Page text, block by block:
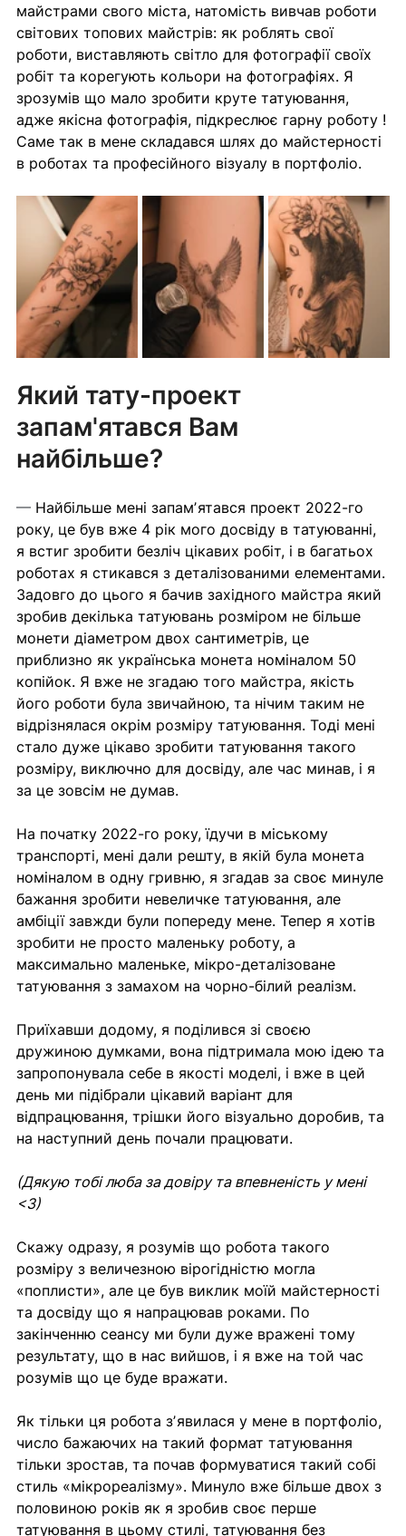
майстрами свого міста, натомість вивчав роботи
світових топових майстрів: як роблять свої
роботи, виставляють світло для фотографії своїх
робіт та корегують кольори на фотографіях. Я
зрозумів що мало зробити круте татуювання,
адже якісна фотографія, підкреслює гарну роботу !
Саме так в мене складався шлях до майстерності
в роботах та професійного візуалу в портфоліо.
Який тату-проект
запам'ятався Вам
найбільше?
— Найбільше мені запамʼятався проект 2022-го
року, це був вже 4 рік мого досвіду в татуюванні,
я встиг зробити безліч цікавих робіт, і в багатьох
роботах я стикався з деталізованими елементами.
Задовго до цього я бачив західного майстра який
зробив декілька татуювань розміром не більше
монети діаметром двох сантиметрів, це
приблизно як українська монета номіналом 50
копійок. Я вже не згадаю того майстра, якість
його роботи була звичайною, та нічим таким не
відрізнялася окрім розміру татуювання. Тоді мені
стало дуже цікаво зробити татуювання такого
розміру, виключно для досвіду, але час минав, і я
за це зовсім не думав.
На початку 2022-го року, їдучи в міському
транспорті, мені дали решту, в якій була монета
номіналом в одну гривню, я згадав за своє минуле
бажання зробити невеличке татуювання, але
амбіції завжди були попереду мене. Тепер я хотів
зробити не просто маленьку роботу, а
максимально маленьке, мікро-деталізоване
татуювання з замахом на чорно-білий реалізм.
Приїхавши додому, я поділився зі своєю
дружиною думками, вона підтримала мою ідею та
запропонувала себе в якості моделі, і вже в цей
день ми підібрали цікавий варіант для
відпрацювання, трішки його візуально доробив, та
на наступний день почали працювати.
(Дякую тобі люба за довіру та впевненість у мені
<З)
Скажу одразу, я розумів що робота такого
розміру з величезною вірогідністю могла
«поплисти», але це був виклик моїй майстерності
та досвіду що я напрацював роками. По
закінченню сеансу ми були дуже вражені тому
результату, що в нас вийшов, і я вже на той час
розумів що це буде вражати.
Як тільки ця робота зʼявилася у мене в портфоліо,
число бажаючих на такий формат татуювання
тільки зростав, та почав формуватися такий собі
стиль «мікрореалізму». Минуло вже більше двох з
половиною років як я зробив своє перше
татуювання в цьому стилі, татуювання без